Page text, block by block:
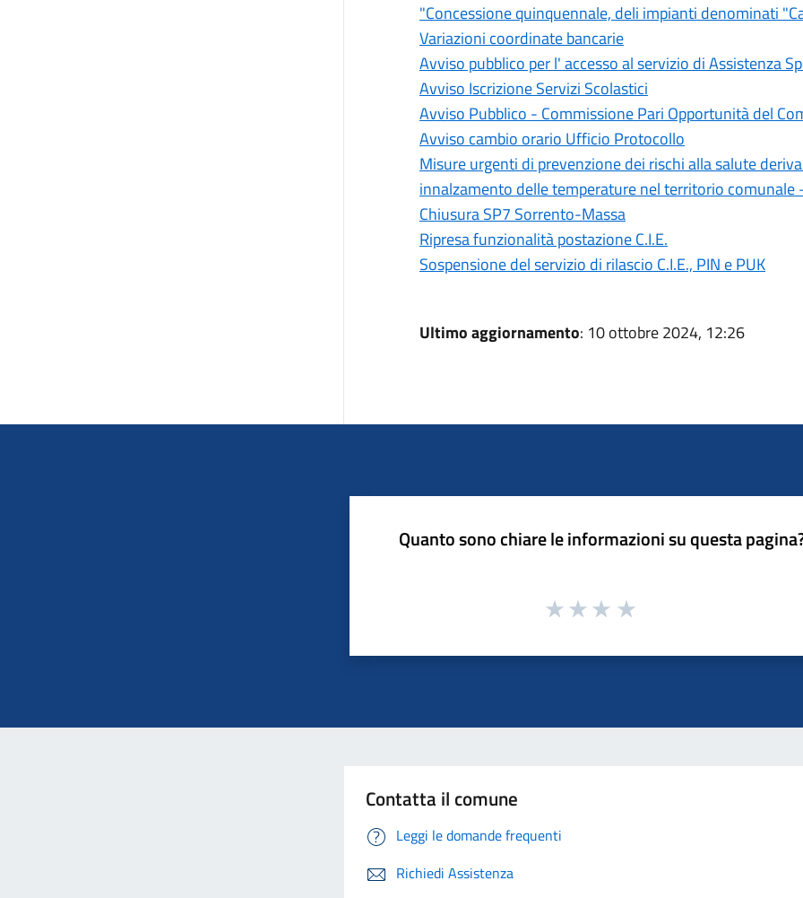
"Concessione quinquennale, deli impianti denominati
Variazioni coordinate bancarie
Avviso pubblico per l' accesso al servizio di Assistenza
Avviso Iscrizione Servizi Scolastici
Avviso Pubblico - Commissione Pari Opportunità del
Avviso cambio orario Ufficio Protocollo
Misure urgenti di prevenzione dei rischi alla salute
innalzamento delle temperature nel territorio
Chiusura SP7 Sorrento-Massa
Ripresa funzionalità postazione C.I.E.
Sospensione del servizio di rilascio C.I.E., PIN e PUK
Ultimo aggiornamento: 10 ottobre 2024, 12:26
Quanto sono chiare le informazioni su questa
Contatta il comune
Leggi le domande frequenti
Richiedi Assistenza